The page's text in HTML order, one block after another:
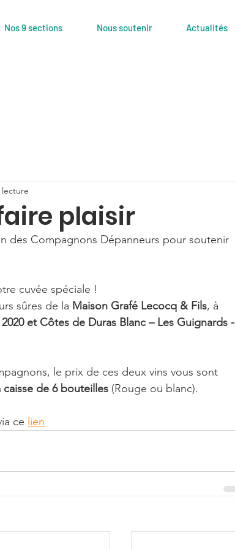
Nos 9 sections Nous soutenir Actualités
plaisir
des Compagnons Dépanneurs pour soutenir
cuvée spéciale !
sûres de la Maison Grafé Lecocq & Fils, à
et Côtes de Duras Blanc – Les Guignards -
le prix de ces deux vins vous sont
caisse de 6 bouteilles (Rouge ou blanc).
ce lien